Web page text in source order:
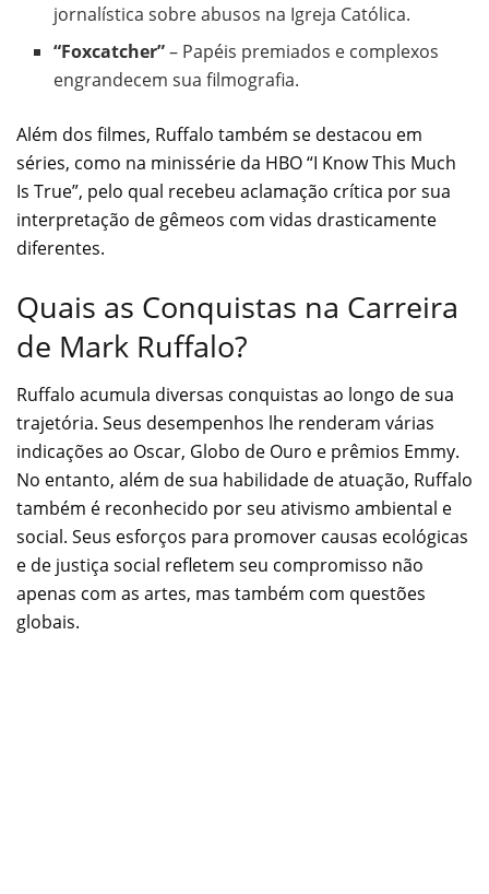
jornalística sobre abusos na Igreja Católica.
“Foxcatcher”– Papéis premiados e complexos
engrandecem sua filmografia.
Além dos filmes, Ruffalo também se destacou em
séries, como na minissérie da HBO “I Know This Much
Is True”, pelo qual recebeu aclamação crítica por sua
interpretação de gêmeos com vidas drasticamente
diferentes.
Quais as Conquistas na Carreira
de Mark Ruffalo?
Ruffalo acumula diversas conquistas ao longo de sua
trajetória. Seus desempenhos lhe renderam várias
indicações ao Oscar, Globo de Ouro e prêmios Emmy.
No entanto, além de sua habilidade de atuação, Ruffalo
também é reconhecido por seu ativismo ambiental e
social. Seus esforços para promover causas ecológicas
e de justiça social refletem seu compromisso não
apenas com as artes, mas também com questões
globais.